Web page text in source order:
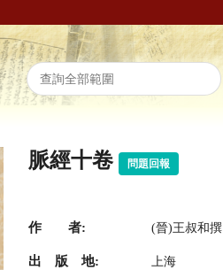
脈經十卷 問題回報
作 者: (晉)王叔和撰
出 版 地: 上海